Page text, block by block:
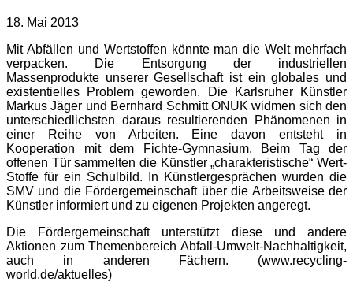
18. Mai 2013
Mit Abfällen und Wertstoffen könnte man die Welt mehrfach
verpacken. Die Entsorgung der industriellen
Massenprodukte unserer Gesellschaft ist ein globales und
existentielles Problem geworden. Die Karlsruher Künstler
Markus Jäger und Bernhard Schmitt ONUK widmen sich den
unterschiedlichsten daraus resultierenden Phänomenen in
einer Reihe von Arbeiten. Eine davon entsteht in
Kooperation mit dem Fichte-Gymnasium. Beim Tag der
offenen Tür sammelten die Künstler „charakteristische“ Wert-
Stoffe für ein Schulbild. In Künstlergesprächen wurden die
SMV und die Fördergemeinschaft über die Arbeitsweise der
Künstler informiert und zu eigenen Projekten angeregt.
Die Fördergemeinschaft unterstützt diese und andere
Aktionen zum Themenbereich Abfall-Umwelt-Nachhaltigkeit,
auch in anderen Fächern. (www.recycling-
world.de/aktuelles)